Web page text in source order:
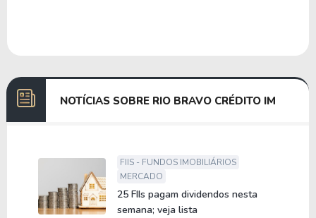
NOTÍCIAS SOBRE RIO BRAVO CRÉDITO IM
FIIS - FUNDOS IMOBILIÁRIOS
MERCADO
25 FIIs pagam dividendos nesta
semana; veja lista